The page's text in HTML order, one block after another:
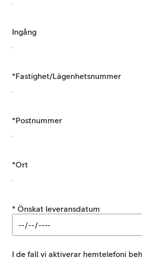
Ingång
*Fastighet/Lägenhetsnummer
*Postnummer
*Ort
* Önskat leveransdatum
I de fall vi aktiverar hemtelefoni